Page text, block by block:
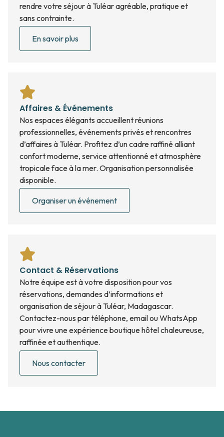
rendre votre séjour à Tuléar agréable, pratique et
sans contrainte.
En savoir plus
Affaires & Événements
Nos espaces élégants accueillent réunions
professionnelles, événements privés et rencontres
d’affaires à Tuléar. Profitez d’un cadre raffiné alliant
confort moderne, service attentionné et atmosphère
tropicale face à la mer. Organisation personnalisée
disponible.
Organiser un événement
Contact & Réservations
Notre équipe est à votre disposition pour vos
réservations, demandes d’informations et
organisation de séjour à Tuléar, Madagascar.
Contactez-nous par téléphone, email ou WhatsApp
pour vivre une expérience boutique hôtel chaleureuse,
raffinée et authentique.
Nous contacter